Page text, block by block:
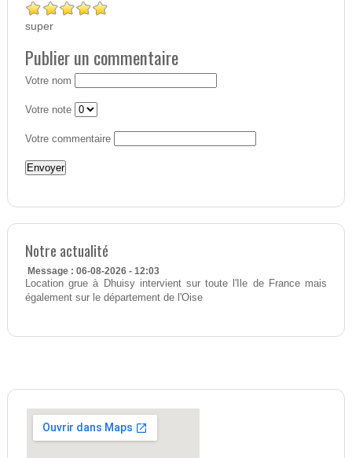
super
Publier un commentaire
Votre nom
Votre note
Votre commentaire
Notre actualité
Message : 06-08-2026 - 12:03
Location grue à Dhuisy intervient sur toute l'Ile de France mais
également sur le département de l'Oise